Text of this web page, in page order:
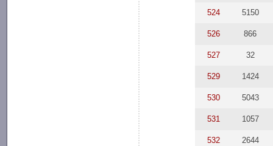
524 5150
526 866
527 32
529 1424
530 5043
531 1057
532 2644